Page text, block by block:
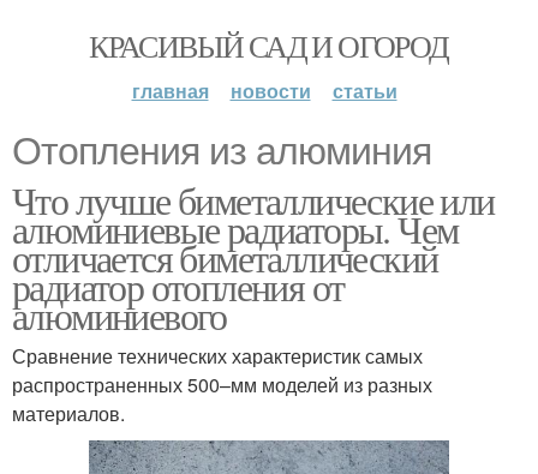
КРАСИВЫЙ САД И ОГОРОД
главная новости статьи
Отопления из алюминия
Что лучше биметаллические или
алюминиевые радиаторы. Чем
отличается биметаллический
радиатор отопления от
алюминиевого
Сравнение технических характеристик самых
распространенных 500–мм моделей из разных
материалов.